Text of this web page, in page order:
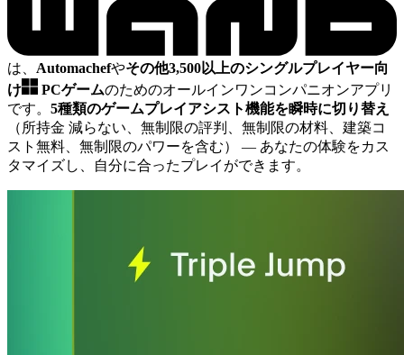
は、 Automachefやその他3,500以上のシングルプレイヤー向
け
PCゲームのためのオールインワンコンパニオンアプリ
です。 5種類のゲームプレイアシスト機能を瞬時に切り替え
（所持金 減らない、無制限の評判、無制限の材料、建築コ
スト無料、無制限のパワーを含む） — あなたの体験をカス
タマイズし、自分に合ったプレイができます。